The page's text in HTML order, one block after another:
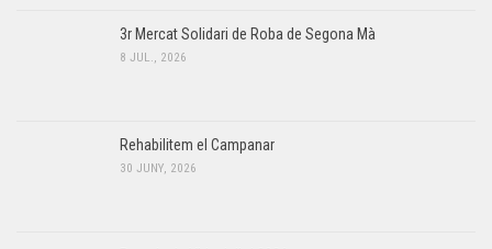
3r Mercat Solidari de Roba de Segona Mà
8 JUL., 2026
Rehabilitem el Campanar
30 JUNY, 2026